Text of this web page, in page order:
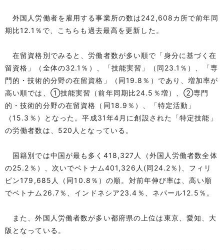
外国人労働者を雇用する事業所の数は242,608カ所で前年同
期比12.1％で、こちらも過去最高を更新した。
在留資格別でみると、労働者数が多い順で「身分に基づく在
留資格」（全体の32.1％）、「技能実習」（同23.1％）、「専
門的・技術的分野の在留資格」（同19.8％）であり、増加率が
高い順では、①技能実習（前年同期比24.5％増）、②専門
的・技術的分野の在留資格（同18.9％）、「特定活動」
（15.3％）となった。平成31年4月に創設された「特定技能」
の労働者数は、520人となっている。
国籍別では中国が最も多く418,327人（外国人労働者数全体
の25.2％）、次いでベトナム401,326人(同24.2％)、フィリ
ピン179,685人（同10.8％）の順。対前年伸び率は、高い順
でベトナム26.7％、インドネシア23.4％、ネパール12.5％。
また、外国人労働者数が多い都府県の上位は東京、愛知、大
阪となっている。